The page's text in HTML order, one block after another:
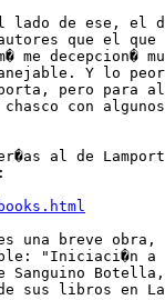
lado de ese, el
que el que
me decepcion�
Y lo
pero para
con
al de
una breve
"Iniciaci�n a
Sanguino
de sus libros en